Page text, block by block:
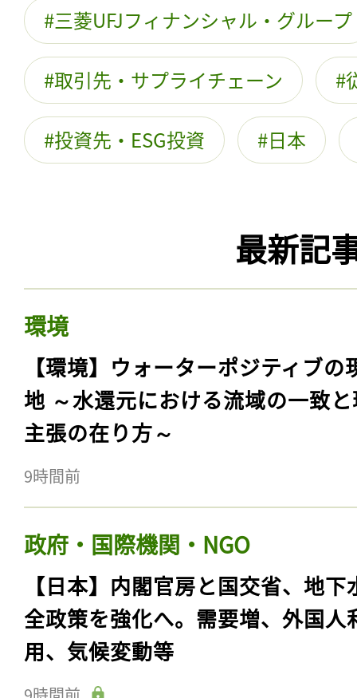
三菱UFJフィナンシャル・グループ
取引先・サプライチェーン
投資先・ESG投資 日本
最新記
環境
【環境】ウォーターポジティブの
地 ～水還元における流域の一致
主張の在り方～
9時間前
政府・国際機関・NGO
【日本】内閣官房と国交省、地下
全政策を強化へ。需要増、外国人
用、気候変動等